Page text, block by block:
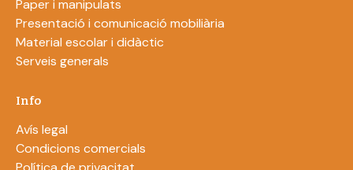
Paper i manipulats
Presentació i comunicació mobiliària
Material escolar i didàctic
Serveis generals
Info
Avís legal
Condicions comercials